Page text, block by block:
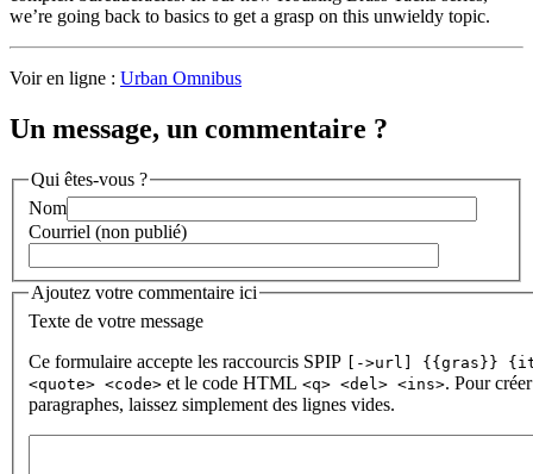
we’re going back to basics to get a grasp on this unwieldy topic.
Voir en ligne : Urban Omnibus
Un message, un commentaire ?
Qui êtes-vous ?
Nom
Courriel (non publié)
Ajoutez votre commentaire ici
Texte de votre message
Ce formulaire accepte les raccourcis SPIP
[->url] {{gras}}
<quote> <code> et le code HTML <q> <del> <ins>. Pour
paragraphes, laissez simplement des lignes vides.